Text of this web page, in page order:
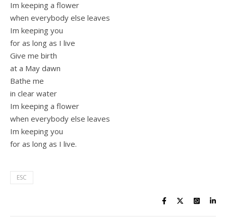
Im keeping a flower
when everybody else leaves
Im keeping you
for as long as I live
Give me birth
at a May dawn
Bathe me
in clear water
Im keeping a flower
when everybody else leaves
Im keeping you
for as long as I live.
ESC